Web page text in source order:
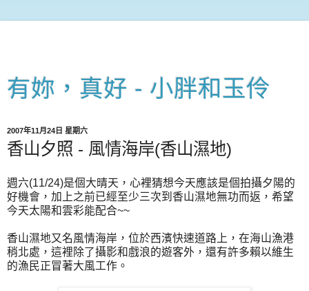
有妳，真好 - 小胖和玉伶
2007年11月24日 星期六
香山夕照 - 風情海岸(香山濕地)
週六(11/24)是個大晴天，心裡猜想今天應該是個拍攝夕陽的
好機會，加上之前已經至少三次到香山濕地無功而返，希望
今天太陽和雲彩能配合~~
香山濕地又名風情海岸，位於西濱快速道路上，在海山漁港
稍北處，這裡除了攝影和戲浪的遊客外，還有許多賴以維生
的漁民正冒著大風工作。